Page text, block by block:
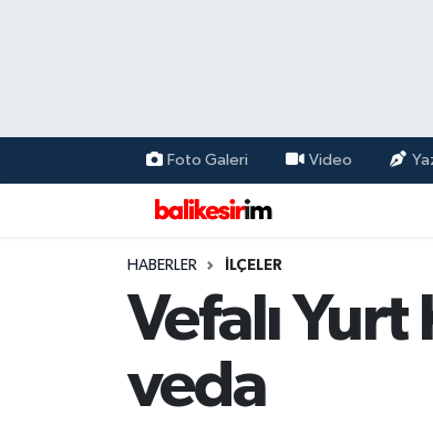
Foto Galeri Video
HABERLER İLÇELER
Vefalı
veda